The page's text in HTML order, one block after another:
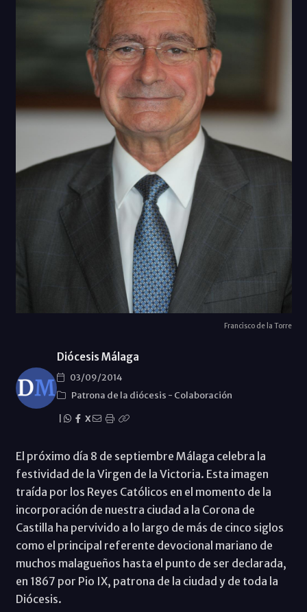
Francisco de la Torre
Diócesis Málaga
03/09/2014
Patrona de la diócesis - Colaboración
X
El próximo día 8 de septiembre Málaga celebra la
festividad de la Virgen de la Victoria. Esta imagen
traída por los Reyes Católicos en el momento de la
incorporación de nuestra ciudad a la Corona de
Castilla ha pervivido a lo largo de más de cinco siglos
como el principal referente devocional mariano de
muchos malagueños hasta el punto de ser declarada,
en 1867 por Pio IX, patrona de la ciudad y de toda la
Diócesis.